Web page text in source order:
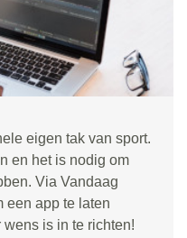
eigen tak van sport.
en het is nodig om
Via Vandaag
een app te laten
is in te richten!